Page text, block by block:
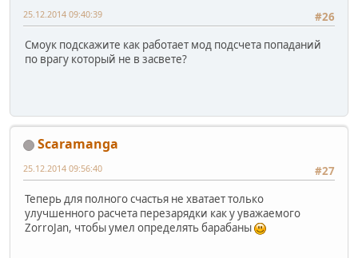
#26
25.12.2014 09:40:39
Смоук подскажите как работает мод подсчета попаданий
по врагу который не в засвете?
Scaramanga
#27
25.12.2014 09:56:40
Теперь для полного счастья не хватает только
улучшенного расчета перезарядки как у уважаемого
ZorroJan, чтобы умел определять барабаны